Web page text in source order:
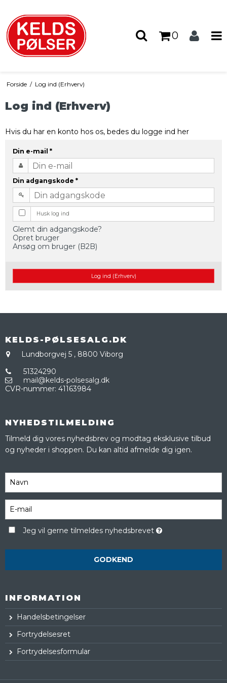
0
Forside / Log ind (Erhverv)
Log ind (Erhverv)
Hvis du har en konto hos os, bedes du logge ind her
Din e-mail *
Din adgangskode *
Husk log ind
Glemt din adgangskode?
Opret bruger
Ansøg om bruger (B2B)
Log ind (Erhverv)
KELDS-PØLSESALG.DK
Lundborgvej 5 , 8800 Viborg
51324290
mail@kelds-polsesalg.dk
CVR-nummer: 41163984
NYHEDSTILMELDING
Tilmeld dig vores nyhedsbrev og modtag eksklusive tilbud
og nyheder i shoppen. Du kan altid afmelde dig igen.
Jeg vil gerne tilmeldes nyhedsbrevet
GODKEND
INFORMATION
Handelsbetingelser
Fortrydelsesret
Fortrydelsesformular